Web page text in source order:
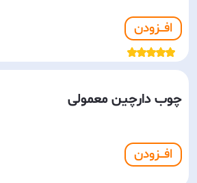
افـــزودن
چوب دارچین معمولی
افـــزودن